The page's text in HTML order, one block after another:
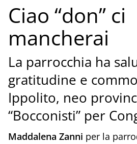
Ciao “don” ci
mancherai
La parrocchia ha
gratitudine e
Ippolito, neo
“Bocconisti” per
Maddalena Zanni per la